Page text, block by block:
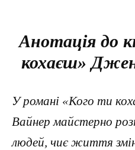
Анотація до
кохаєш»
У романі «Кого ти
Вайнер майстерно
людей, чиє життя